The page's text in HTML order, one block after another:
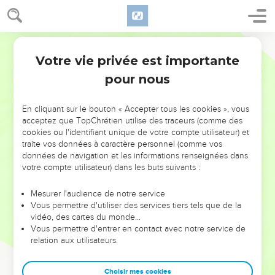
NE MANQUEZ PAS L’ÉVÉNEMENT
DE L’ANNÉE !
ET SI LEURS ERREURS POUVAIENT VOUS ÉVITER LES
VOTRES ?
leur foi ou leur vision. Mais on voit moins les doutes, les erreurs
et les saisons difficiles qu'ils ont traversés, alors même que ce
sont elles qui les ont façonnés.
Dans cette conférence, leaders, entrepreneurs, et responsables
clés pour avancer avec plus de sagesse afin que leurs erreurs
Votre vie privée est importante
pour nous
En cliquant sur le bouton « Accepter tous les cookies », vous
acceptez que TopChrétien utilise des traceurs (comme des
cookies ou l'identifiant unique de votre compte utilisateur) et
traite vos données à caractère personnel (comme vos
données de navigation et les informations renseignées dans
votre compte utilisateur) dans les buts suivants :
Mesurer l'audience de notre service
Vous permettre d'utiliser des services tiers tels que de la
vidéo, des cartes du monde…
Vous permettre d'entrer en contact avec notre service de
relation aux utilisateurs.
Choisir mes cookies